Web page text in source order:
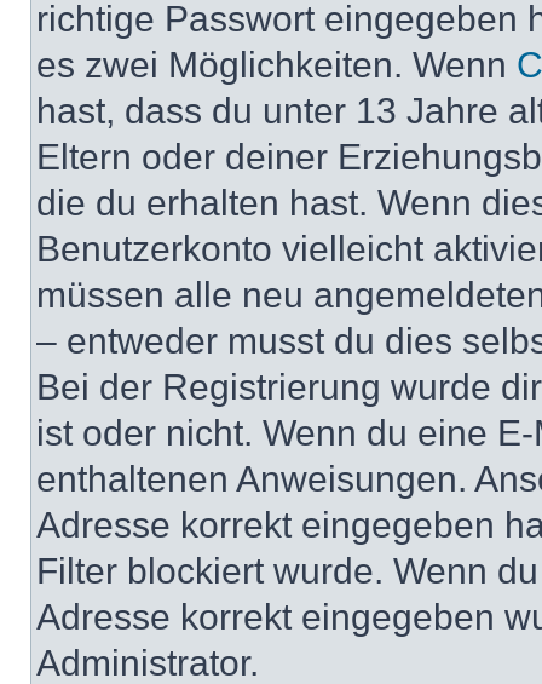
richtige Passwort eingegeben
es zwei Möglichkeiten. Wenn
hast, dass du unter 13 Jahre
Eltern oder deiner
die du erhalten hast. Wenn
Benutzerkonto vielleicht
müssen alle neu
– entweder musst du dies
Bei der Registrierung wurde
ist oder nicht. Wenn du eine
enthaltenen Anweisungen.
Adresse korrekt eingegeben
Filter blockiert wurde. Wenn
Adresse korrekt eingegeben
Administrator.